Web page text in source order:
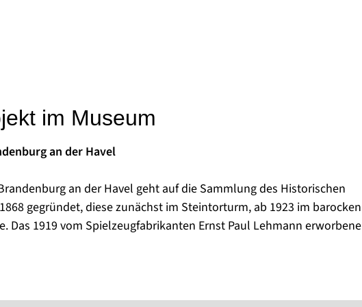
im Museum
an der Havel
an der Havel geht auf die Sammlung des Historischen
gegründet, diese zunächst im Steintorturm, ab 1923 im barocken
Das 1919 vom Spielzeugfabrikanten Ernst Paul Lehmann erworbene
Verein für die stadtgeschichtliche Ausstellung zur Verfügung
heute drei Ausstellungsorte: das Frey-Haus mit seinen